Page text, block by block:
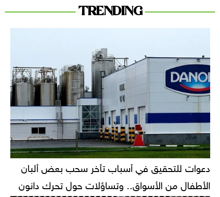
TRENDING
دعوات للتحقيق في أسباب تأخر سحب بعض ألبان
الأطفال من الأسواق.. وتساؤلات حول تحرك دانون